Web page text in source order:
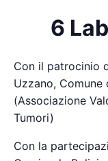
6
Con il patrocinio
Uzzano, Comune
(Associazione
Tumori)
Con la